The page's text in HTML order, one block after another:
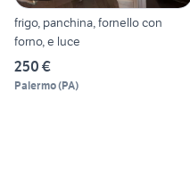
frigo, panchina, fornello con
forno, e luce
250 €
Palermo(PA)